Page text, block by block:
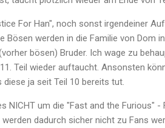
For Han", noch sonst irgendeiner
Bösen werden in die Familie von Dom
bösen) Bruder. Ich wage zu
Teil wieder auftaucht. Ansonsten
ja seit Teil 10 bereits tut.
NICHT um die "Fast and the Furious"
dadurch sicher nicht zu Fans